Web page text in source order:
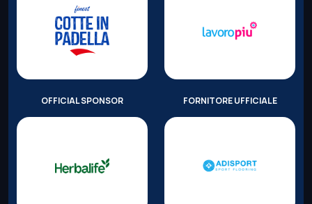
OFFICIAL SPONSOR FORNITORE UFFICIALE